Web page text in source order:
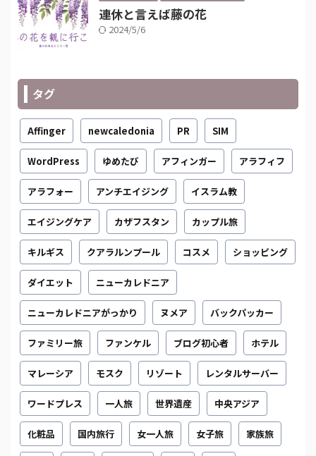
連休と言えば藤の花
2024/5/6
タグ
Affinger newcaledonia PR SIM
WordPress ゆめたび アフィンガー アラフィフ
アラフォー アンチエイジング イスラム教
エイジングケア カザフスタン カップル旅
キルギス クアラルンプール コスメ ショッピング
ダイエット ニューカレドニア
ニューカレドニアがっかり ヌメア バックパッカー
ファミリー旅 ファンケル ブログ初心者 ホテル
マレーシア モスク リゾート レンタルサーバー
ワードプレス 一人旅 世界遺産 中央アジア
化粧品 国内旅行 女一人旅 女子旅 家族旅